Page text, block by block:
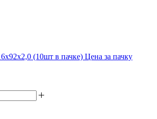
(10шт в пачке) Цена за пачку